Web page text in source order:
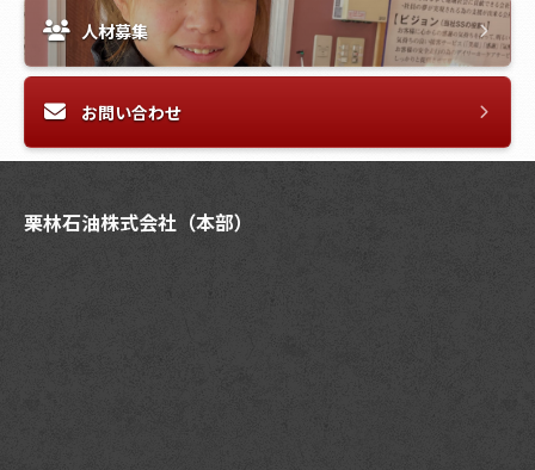
人材募集
お問い合わせ
栗林石油株式会社（本部）